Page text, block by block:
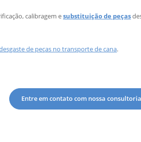
calibragem esubstituição de peças
de peças no transporte de cana.
Entre em contato com nossa